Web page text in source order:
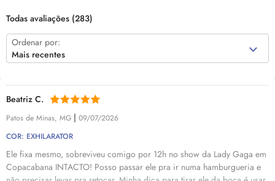
Todas avaliações (283)
Ordenar por:
Mais recentes
Beatriz C.
Patos de Minas, MG | 09/07/2026
COR: EXHILARATOR
Ele fixa mesmo, sobreviveu comigo por 12h no show da Lady Gaga em
Copacabana INTACTO! Posso passar ele pra ir numa hamburgueria e